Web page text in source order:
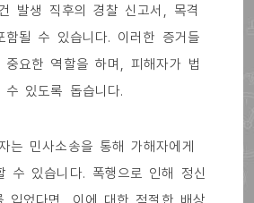
발생 직후의 경찰 신고서, 목격
될 수 있습니다. 이러한 증거들
요한 역할을 하며, 피해자가 법
있도록 돕습니다.
는 민사소송을 통해 가해자에게
수 있습니다. 폭행으로 인해 정신
입었다면, 이에 대한 적절한 배상